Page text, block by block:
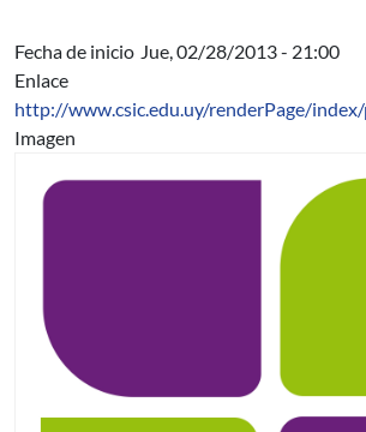
Fecha de inicio Jue, 02/28/2013 - 21:00
Enlace
http://www.csic.edu.uy/renderPage/
Imagen